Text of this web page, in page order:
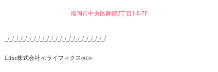
福岡市中央区舞鶴2丁目1‐8-7F
_/_/_/_/_/_/_/_/_/_/_/_/_/_/_/_/_/_/_/_/_/_/_/
Lifxc株式会社≪ライフィクス㈱≫